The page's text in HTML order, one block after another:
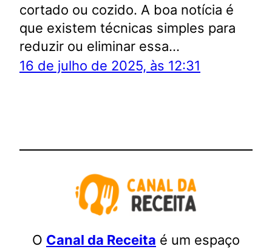
cortado ou cozido. A boa notícia é
que existem técnicas simples para
reduzir ou eliminar essa…
16 de julho de 2025, às 12:31
O Canal da Receita é um espaço